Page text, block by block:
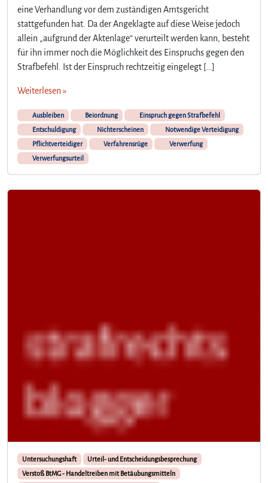
eine Verhandlung vor dem zuständigen Amtsgericht
stattgefunden hat. Da der Angeklagte auf diese Weise jedoch
allein „aufgrund der Aktenlage“ verurteilt werden kann, besteht
für ihn immer noch die Möglichkeit des Einspruchs gegen den
Strafbefehl. Ist der Einspruch rechtzeitig eingelegt […]
Weiterlesen »
Ausbleiben Beiordnung
Einspruch gegen Strafbefehl
Entschuldigung
Nichterscheinen
Notwendige Verteidigung
Pflichtverteidiger
Verfahrensrüge
Verwerfung
Verwerfungsurteil
Untersuchungshaft
Urteil- und Entscheidungsbesprechung
Verstoß BtMG - Handeltreiben mit Betäubungsmitteln